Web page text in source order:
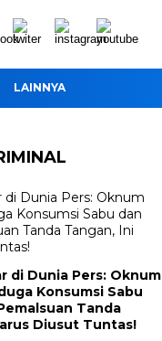
LAINNYA
di Dunia Pers: Oknum
Konsumsi Sabu
Tanda
Diusut Tuntas!